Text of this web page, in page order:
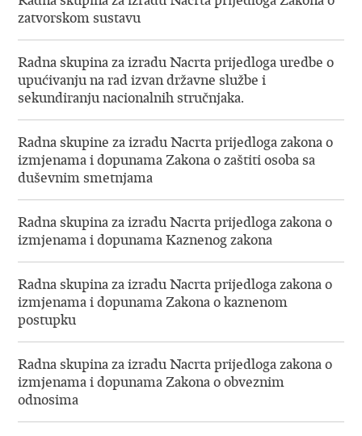
zatvorskom sustavu
Radna skupina za izradu Nacrta prijedloga uredbe o
upućivanju na rad izvan državne službe i
sekundiranju nacionalnih stručnjaka.
Radna skupine za izradu Nacrta prijedloga zakona o
izmjenama i dopunama Zakona o zaštiti osoba sa
duševnim smetnjama
Radna skupina za izradu Nacrta prijedloga zakona o
izmjenama i dopunama Kaznenog zakona
Radna skupina za izradu Nacrta prijedloga zakona o
izmjenama i dopunama Zakona o kaznenom
postupku
Radna skupina za izradu Nacrta prijedloga zakona o
izmjenama i dopunama Zakona o obveznim
odnosima